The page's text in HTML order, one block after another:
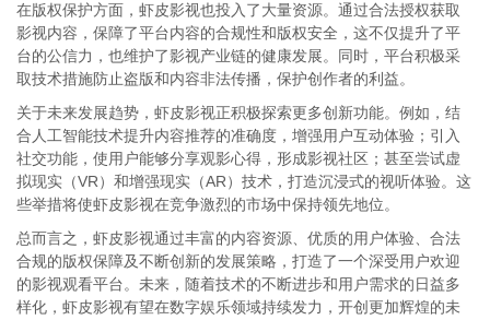
在版权保护方面，虾皮影视也投入了大量资源。通过合法授权获取
影视内容，保障了平台内容的合规性和版权安全，这不仅提升了平
台的公信力，也维护了影视产业链的健康发展。同时，平台积极采
取技术措施防止盗版和内容非法传播，保护创作者的利益。
关于未来发展趋势，虾皮影视正积极探索更多创新功能。例如，结
合人工智能技术提升内容推荐的准确度，增强用户互动体验；引入
社交功能，使用户能够分享观影心得，形成影视社区；甚至尝试虚
拟现实（VR）和增强现实（AR）技术，打造沉浸式的视听体验。这
些举措将使虾皮影视在竞争激烈的市场中保持领先地位。
总而言之，虾皮影视通过丰富的内容资源、优质的用户体验、合法
合规的版权保障及不断创新的发展策略，打造了一个深受用户欢迎
的影视观看平台。未来，随着技术的不断进步和用户需求的日益多
样化，虾皮影视有望在数字娱乐领域持续发力，开创更加辉煌的未